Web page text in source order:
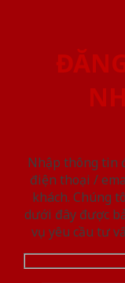
Nhập thông tin
điện thoại /
khách. Chúng
dưới đây được
vụ yêu cầu tư